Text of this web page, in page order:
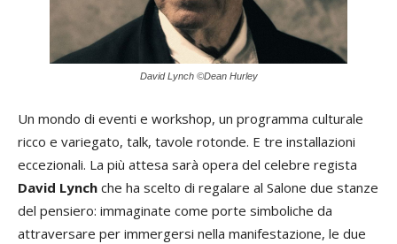
David Lynch ©Dean Hurley
Un mondo di eventi e workshop, un programma culturale
ricco e variegato, talk, tavole rotonde. E tre installazioni
eccezionali. La più attesa sarà opera del celebre regista
David Lynch che ha scelto di regalare al Salone due stanze
del pensiero: immaginate come porte simboliche da
attraversare per immergersi nella manifestazione, le due